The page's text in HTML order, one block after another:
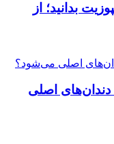
بدانید؛ از
دندان‌های اصلی